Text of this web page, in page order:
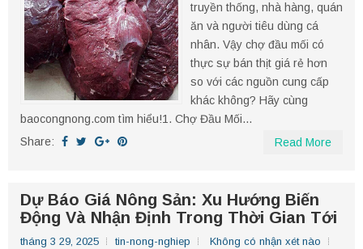
truyền thống, nhà hàng, quán
ăn và người tiêu dùng cá
nhân. Vậy chợ đầu mối có
thực sự bán thịt giá rẻ hơn
so với các nguồn cung cấp
khác không? Hãy cùng
baocongnong.com tìm hiểu!1. Chợ Đầu Mối...
Share:
Read More
Dự Báo Giá Nông Sản: Xu Hướng Biến
Động Và Nhận Định Trong Thời Gian Tới
tháng 3 29, 2025 tin-nong-nghiep Không có nhận xét nào